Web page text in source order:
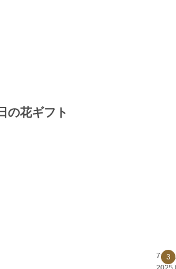
の花ギフト
7つ